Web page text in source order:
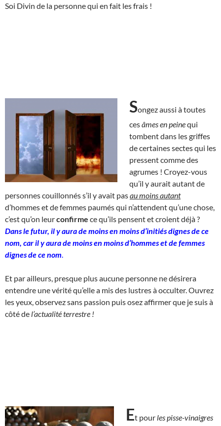
Soi Divin de la personne qui en fait les frais !
Songez aussi à toutes
cesâmes en peinequi
tombent dans les griffes
de certaines sectes qui les
pressent comme des
agrumes ! Croyez-vous
qu’il y aurait autant de
personnes couillonnés s’il y avait pasau moins autant
d’hommes et de femmes paumés qui n’attendent qu’une chose,
c’est qu’on leurconfirme ce qu’ils pensent et croient déjà ?
Dans le futur, il y aura de moins en moins d’initiés dignes de ce
nom, car il y aura de moins en moins d’hommes et de femmes
dignes de ce nom
Et par ailleurs, presque plus aucune personne ne désirera
entendre une vérité qu’elle a mis des lustres à occulter. Ouvrez
les yeux, observez sans passion puis osez affirmer que je suis à
côté de l’actualité terrestre !
Et pour les pisse-vinaigres